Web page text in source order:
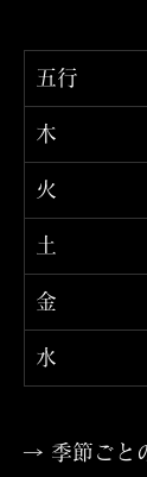
五行
木
火
土
金
水
→ 季節ごと